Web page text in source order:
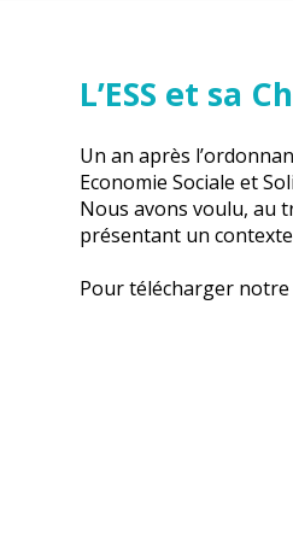
L’ESS et sa
Un an après
Economie Sociale et
Nous avons voulu, au
présentant un
Pour télécharger notre